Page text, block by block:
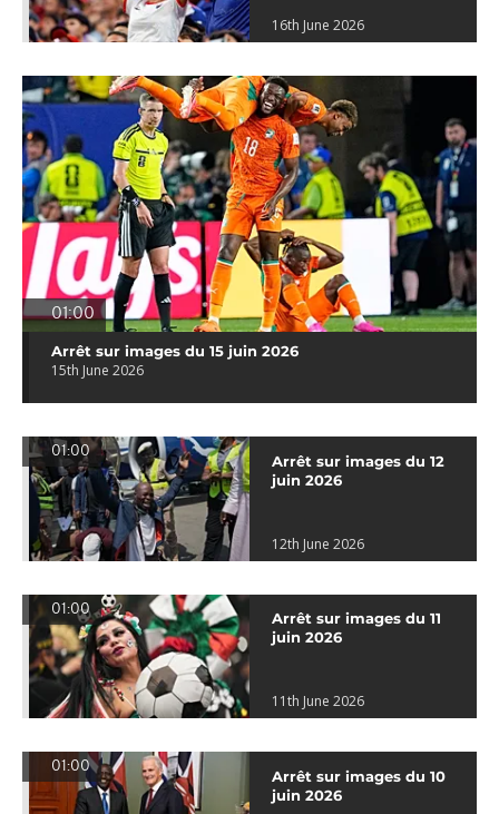
16th June 2026
01:00
Arrêt sur images du 15 juin 2026
15th June 2026
01:00
Arrêt sur images du 12
juin 2026
12th June 2026
01:00
Arrêt sur images du 11
juin 2026
11th June 2026
01:00
Arrêt sur images du 10
juin 2026